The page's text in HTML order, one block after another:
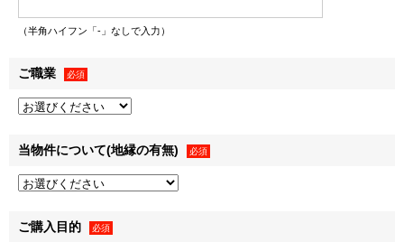
メール・電話等による連絡、問い合わせ対応
食･住･遊･働に関わる商品・サービスの紹介
情報・特典の提供のため
• 各種セミナー・キャンペーン・イベントの案内
• 広告配信事業者を利用した行動ターゲティング広告（取
得した閲覧履歴やサービス利用履歴等の情報を分析し、お客
様の属性・興味関心を推定して出稿内容を変える広告手法）
（半角ハイフン「-」なしで入力）
ご職業 必須
当物件について(地縁の有無) 必須
ご購入目的 必須